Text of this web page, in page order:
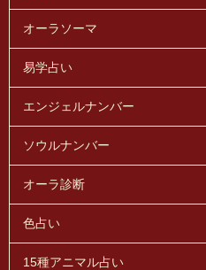
オーラソーマ
易学占い
エンジェルナンバー
ソウルナンバー
オーラ診断
色占い
15種アニマル占い